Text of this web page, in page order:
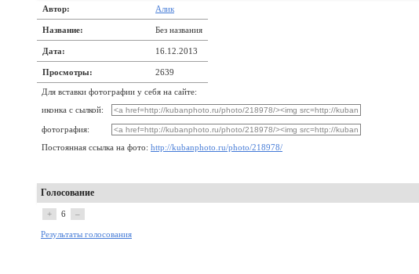
Автор: Алик
Название: Без названия
Дата: 16.12.2013
Просмотры: 2639
Для вставки фотографии у себя на сайте:
иконка с сылкой:
фотография:
Постоянная ссылка на фото: http://kubanphoto.ru/photo/218978/
Голосование
+ 6 –
Результаты голосования